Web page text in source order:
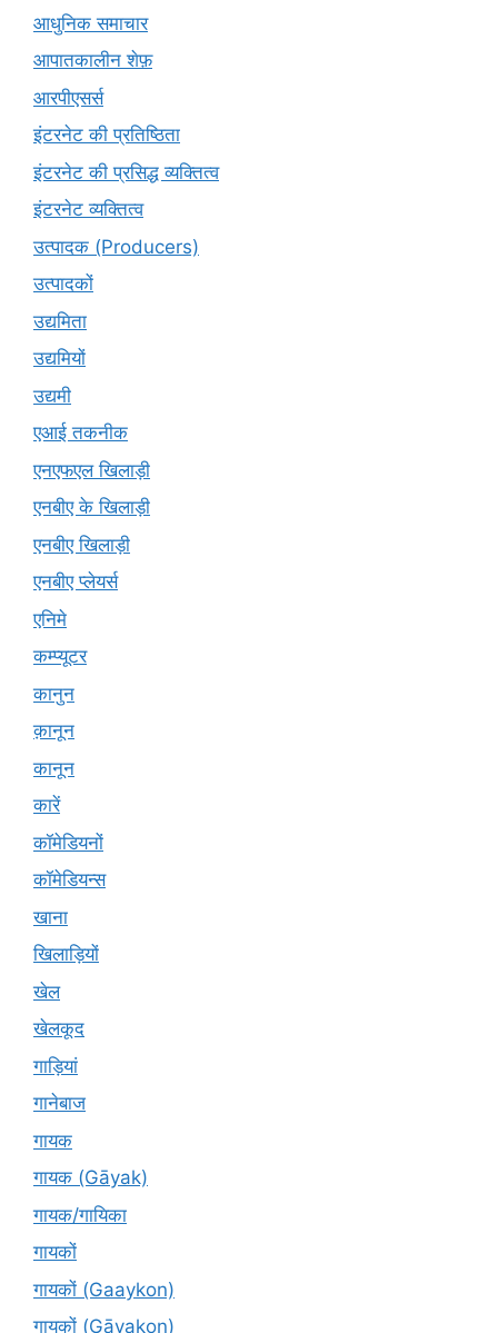
आधुनिक समाचार
आपातकालीन शेफ़
आरपीएसर्स
इंटरनेट की प्रतिष्ठिता
इंटरनेट की प्रसिद्ध व्यक्तित्व
इंटरनेट व्यक्तित्व
उत्पादक (Producers)
उत्पादकों
उद्यमिता
उद्यमियों
उद्यमी
एआई तकनीक
एनएफएल खिलाड़ी
एनबीए के खिलाड़ी
एनबीए खिलाड़ी
एनबीए प्लेयर्स
एनिमे
कम्प्यूटर
कानुन
क़ानून
कानून
कारें
कॉमेडियनों
कॉमेडियन्स
खाना
खिलाड़ियों
खेल
खेलकूद
गाड़ियां
गानेबाज
गायक
गायक (Gāyak)
गायक/गायिका
गायकों
गायकों (Gaaykon)
गायकों (Gāyakon)